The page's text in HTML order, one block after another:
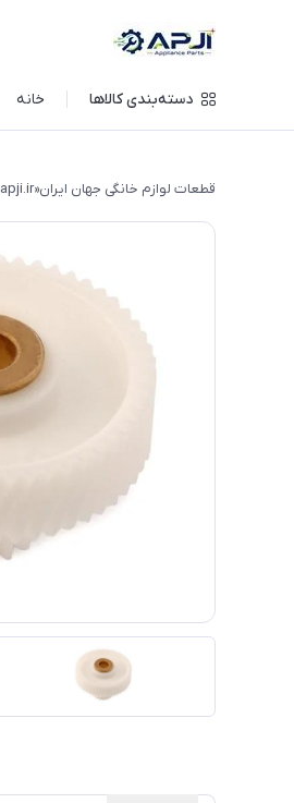
دسته‌بندی کالاها خانه
قطعات لوازم خانگی جهان ایران«apji.ir»